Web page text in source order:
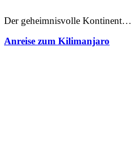
Der geheimnisvolle Kontinent…
Anreise zum Kilimanjaro